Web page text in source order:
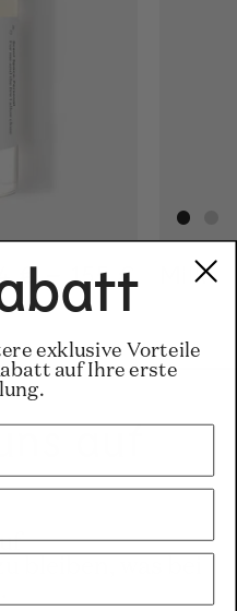
price
€–155 €
Regular
155€
Regular
34€ Milk-
auf
bleiben, was bei
exklusive Vorteile
auf Ihre erste